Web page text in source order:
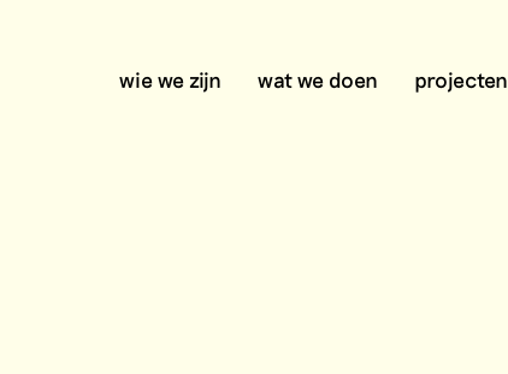
wie we zijn wat we doen projecten